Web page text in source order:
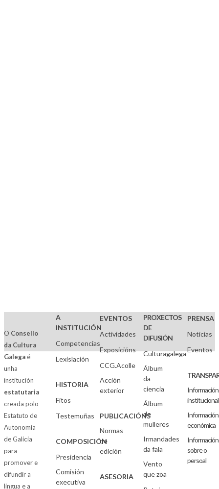
O Consello
da Cultura
Galegaé
unha
institución
estatutaria
creada polo
Estatuto de
Autonomía
de Galicia
para
promover e
difundir a
lingua e a
A
INSTITUCIÓN
Competencias
Lexislación
HISTORIA
Fitos
Testemuñas
COMPOSICIÓN
Presidencia
Comisión
executiva
EVENTOS
Actividades
Exposicións
CCG.Acolle
Acción
exterior
PUBLICACIÓNS
Normas
de
edición
ASESORIA
PROXECTOS
DE
DIFUSIÓN
Culturagalega
Álbum
da
ciencia
Álbum
de
mulleres
Irmandades
da fala
Vento
que zoa
PRENSA
Noticias
Eventos
Información
institucional
Información
económica
Información
sobre o
persoal